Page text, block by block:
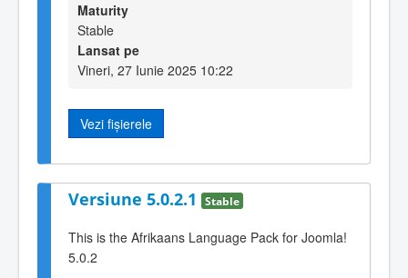
Maturity
Stable
Lansat pe
Vineri, 27 Iunie 2025 10:22
Vezi fișierele
Versiune 5.0.2.1 Stable
This is the Afrikaans Language Pack for Joomla!
5.0.2